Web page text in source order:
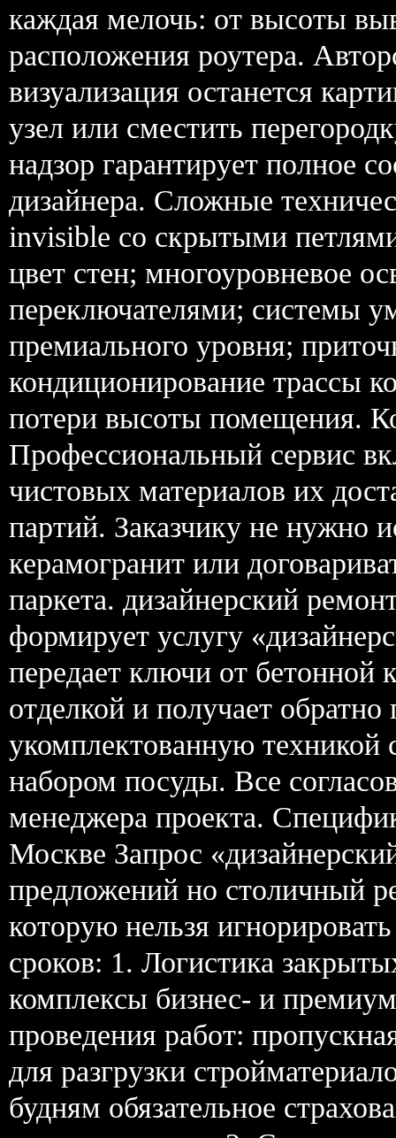
каждая мелочь: от высоты
расположения роутера.
визуализация останется
узел или сместить
надзор гарантирует полное
дизайнера. Сложные
invisible со скрытыми
цвет стен; многоуровневое
переключателями; системы
премиального уровня;
кондиционирование трассы
потери высоты помещения.
Профессиональный сервис
чистовых материалов их
партий. Заказчику не нужно
керамогранит или
паркета. дизайнерский
формирует услугу
передает ключи от бетонной
отделкой и получает
укомплектованную техникой
набором посуды. Все
менеджера проекта.
Москве Запрос
предложений но столичный
которую нельзя
сроков: 1. Логистика
комплексы бизнес- и
проведения работ:
для разгрузки
будням обязательное